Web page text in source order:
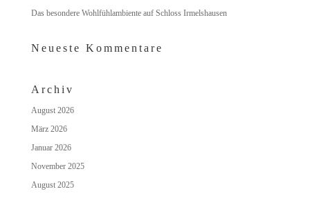
Das besondere Wohlfühlambiente auf Schloss Irmelshausen
Neueste Kommentare
Archiv
August 2026
März 2026
Januar 2026
November 2025
August 2025